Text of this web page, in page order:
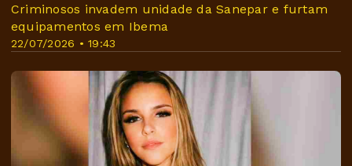
22/07/2026 • 19:43
Criminosos invadem unidade da Sanepar e furtam
equipamentos em Ibema